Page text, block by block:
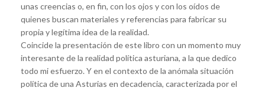
unas creencias o, en fin, con los ojos y con los oídos de
quienes buscan materiales y referencias para fabricar su
propia y legítima idea de la realidad.
Coincide la presentación de este libro con un momento muy
interesante de la realidad política asturiana, a la que dedico
todo mi esfuerzo. Y en el contexto de la anómala situación
política de una Asturias en decadencia, caracterizada por el